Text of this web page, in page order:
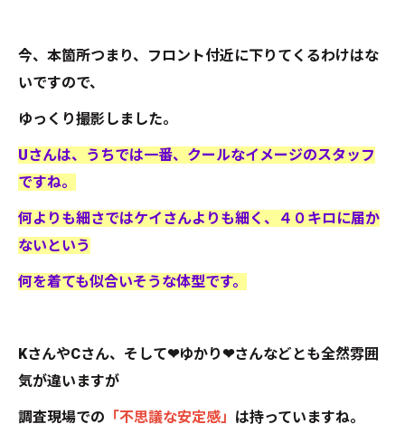
今、本箇所つまり、フロント付近に下りてくるわけはな
いですので、
ゆっくり撮影しました。
Uさんは、うちでは一番、クールなイメージのスタッフ
ですね。
何よりも細さではケイさんよりも細く、４０キロに届か
ないという
何を着ても似合いそうな体型です。
KさんやCさん、そして❤ゆかり❤さんなどとも全然雰囲
気が違いますが
調査現場での 「不思議な安定感」 は持っていますね。